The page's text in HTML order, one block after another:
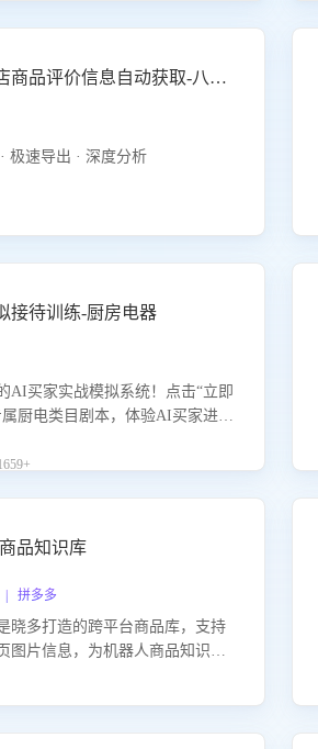
抖音小店商品评价信息自动获取-八爪鱼
极速导出 · 深度分析
接待训练-厨房电器
AI买家实战模拟系统！点击“立即
厨电类目剧本，体验AI买家进线
对技巧！
品知识库
拼多多
晓多打造的跨平台商品库，支持
图片信息，为机器人商品知识问